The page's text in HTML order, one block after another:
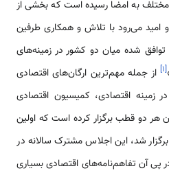
مختلف به امضا رسیده است که بخشی از
امید می‌رود با تلاش و همکاری طرفین
شده میان دو کشور در زمینه‌های
[۱]از جمله مهم‌ترین ارگان‌های اقتصادی
زمینه اقتصادی، کمیسیون اقتصادی
دو قطب برگزار کرده است که اولین
کمیسیون مشترک در سال ۱۳۶۸ برگزار شد، این اجلاس مشترک سالانه در
پی آن تفاهم‌نامه‌های اقتصادی بسیاری